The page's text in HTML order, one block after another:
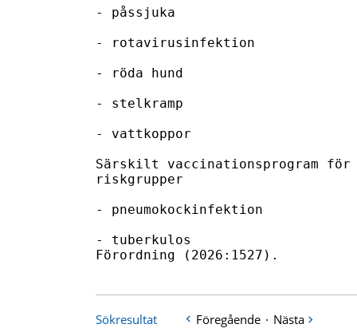
Sökresultat Föregående · Nästa